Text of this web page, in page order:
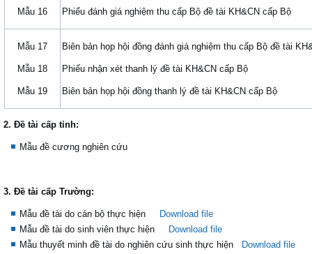
Mẫu 16 Phiếu đánh giá nghiệm thu cấp Bộ đề tài KH&CN cấp Bộ
Mẫu 17
Mẫu 18
Mẫu 19
Biên bản họp hội đồng đánh giá nghiệm thu cấp Bộ đề tài
Phiếu nhận xét thanh lý đề tài KH&CN cấp Bộ
Biên bản họp hội đồng thanh lý đề tài KH&CN cấp Bộ
2. Đề tài cấp tỉnh:
Mẫu đề cương nghiên cứu
3. Đề tài cấp Trường:
Mẫu đề tài do cán bộ thực hiện
Download file
Mẫu đề tài do sinh viên thực hiện
Download file
Mẫu thuyết minh đề tài do nghiên cứu sinh thực hiện
Download file